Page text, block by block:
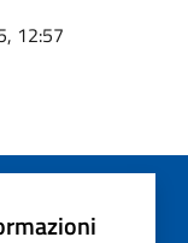
12:57